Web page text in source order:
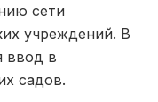
сети
учреждений. В
ввод в
садов.